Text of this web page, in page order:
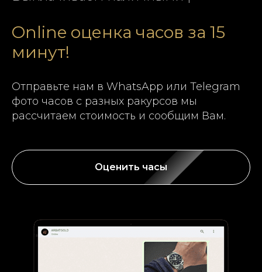
Online оценка часов за 15
минут!
Отправьте нам в WhatsApp или Telegram
фото часов с разных ракурсов мы
рассчитаем стоимость и сообщим Вам.
Оценить часы